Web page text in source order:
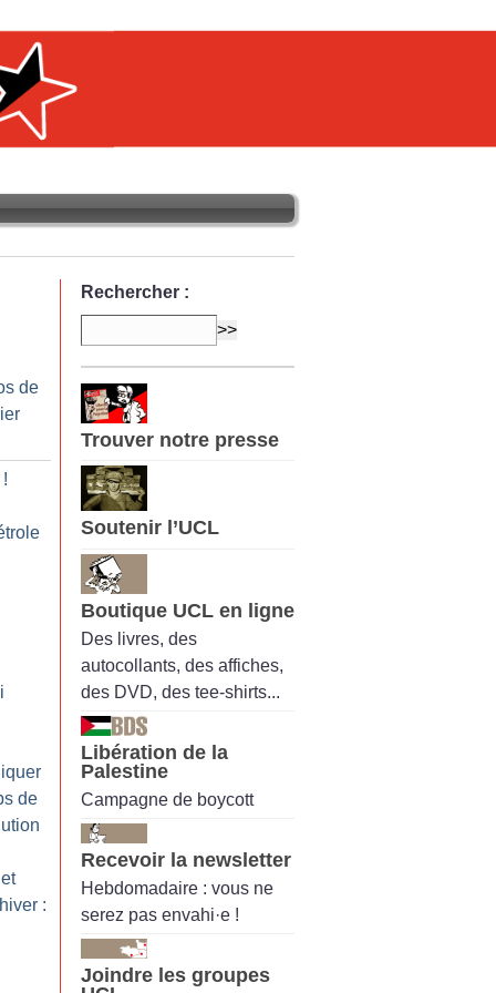
de
!
de
:
Rechercher :
Trouver notre presse
Soutenir l’UCL
Boutique UCL en ligne
Des livres, des
autocollants, des affiches,
des DVD, des tee-shirts...
Libération de la
Palestine
Campagne de boycott
Recevoir la newsletter
Hebdomadaire : vous ne
serez pas envahi·e !
Joindre les groupes